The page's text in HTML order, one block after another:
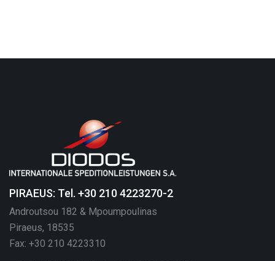
PIRAEUS: Tel. +30 210 4223270-2
Androutsou 182 & Mpoumpoulinas
Piraeus, 18535
Fax: +30 210 4223310